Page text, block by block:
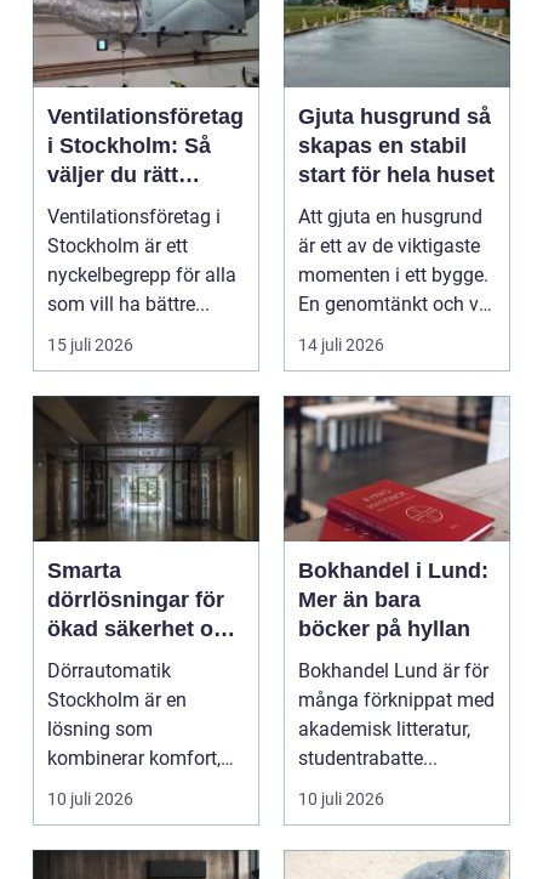
Ventilationsföretag
i Stockholm: Så
väljer du rätt
expert på frisk luft
Ventilationsföretag i
Stockholm är ett
nyckelbegrepp för alla
som vill ha bättre...
15 juli 2026
Gjuta husgrund så
skapas en stabil
start för hela huset
Att gjuta en husgrund
är ett av de viktigaste
momenten i ett bygge.
En genomtänkt och väl
utförd gru...
14 juli 2026
Smarta
dörrlösningar för
ökad säkerhet och
komfort
Dörrautomatik
Stockholm är en
lösning som
kombinerar komfort,
säkerhet och tillg...
10 juli 2026
Bokhandel i Lund:
Mer än bara
böcker på hyllan
Bokhandel Lund är för
många förknippat med
akademisk litteratur,
studentrabatte...
10 juli 2026